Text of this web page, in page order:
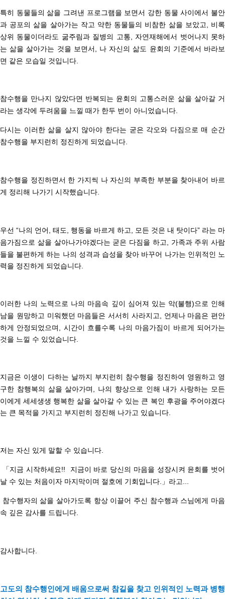
특히 동물들의 삶을 그려낸 프로그램을 보면서 강한 동물 사이에서 불안
과 공포의 삶을 살아가는 작고 약한 동물들의 비참한 삶을 보았고, 비록
상위 동물이더라도 굶주림과 질병의 고통, 자연재해에서 벗어나지 못하
는 삶을 살아가는 것을 보면서, 나 자신의 삶도 윤회의 기준에서 바라보
면 같은 모습일 것입니다.
참수행을 만나지 않았다면 반복되는 윤회의 고통스러운 삶을 살아갈 거
라는 생각에 두려움을 느낄 때가 한두 번이 아니었습니다.
다시는 이러한 삶을 살지 않아야 한다는 굳은 각오와 다짐으로 매 순간
참수행을 부지런히 정진하게 되었습니다.
참수행을 정진하면서 한 가지씩 나 자신의 부족한 부분을 찾아내어 바르
게 정리해 나가기 시작했습니다.
우선 “나의 언어, 태도, 행동을 바르게 하고, 모든 것은 내 탓이다” 라는 마
음가짐으로 삶을 살아나가야겠다는 굳은 다짐을 하고, 가족과 주위 사람
들을 불편하게 하는 나의 성격과 습성을 찾아 바꾸어 나가는 인위적인 노
력을 정진하게 되었습니다.
이러한 나의 노력으로 나의 마음속 깊이 심어져 있는 악(불행)으로 인해
남을 원망하고 미워했던 마음들은 서서히 사라지고, 언제나 마음은 편안
하게 안정되었으며, 시간이 흐를수록 나의 마음가짐이 바르게 되어가는
것을 느낄 수 있었습니다.
지금은 이생이 다하는 날까지 부지런히 참수행을 정진하여 영원하고 영
구한 참행복의 삶을 살아가며, 나의 향상으로 인해 내가 사랑하는 모든
이에게 세세생생 행복한 삶을 살아갈 수 있는 큰 복인 후광을 주어야겠다
는 큰 목적을 가지고 부지런히 정진해 나가고 있습니다.
저는 자신 있게 말할 수 있습니다.
「지금 시작하세요!! 지금이 바로 당신의 마음을 성장시켜 윤회를 벗어
날 수 있는 처음이자 마지막이며 절호에 기회입니다.」라고...
참수행자의 삶을 살아가도록 항상 이끌어 주신 참수행과 스님에게 마음
속 깊은 감사를 드립니다.
감사합니다.
고도의 참수행인에게 배움으로써 참길을 찾고 인위적인 노력과 병행